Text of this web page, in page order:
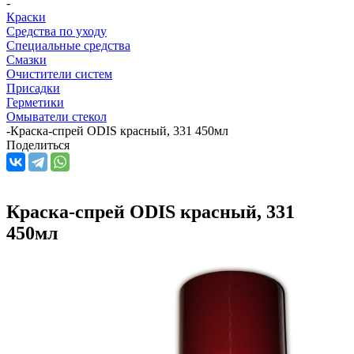
Краски
Средства по уходу
Специальные средства
Смазки
Очистители систем
Присадки
Герметики
Омыватели стекол
-Краска-спрей ODIS красный, 331 450мл
Поделиться
Краска-спрей ODIS красный, 331
450мл